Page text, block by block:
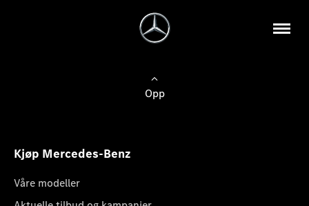
Opp
Kjøp Mercedes-Benz
Våre modeller